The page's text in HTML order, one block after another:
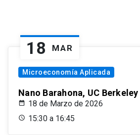
18 MAR
Microeconomía Aplicada
Nano Barahona, UC Berkeley
18 de Marzo de 2026
15:30 a 16:45